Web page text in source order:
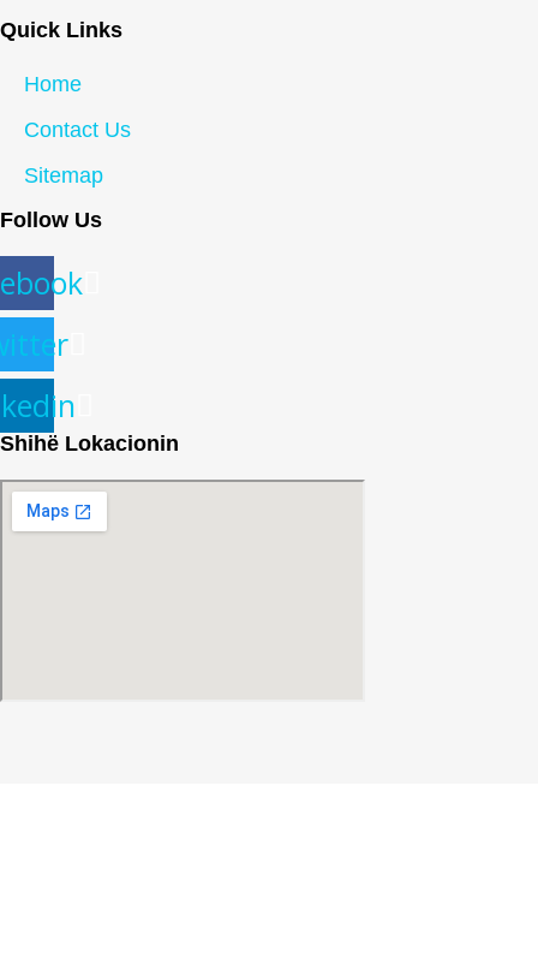
Quick Links
Home
Contact Us
Sitemap
Follow Us
Shihë Lokacionin